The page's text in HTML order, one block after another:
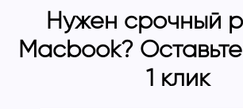
Нужен срочный
Macbook? Оставьте
1 клик